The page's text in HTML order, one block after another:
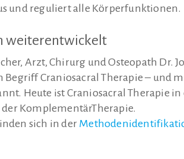
und reguliert alle Körperfunktionen.
weiterentwickelt
Arzt, Chirurg und Osteopath Dr.
Begriff Craniosacral Therapie – und
Heute ist Craniosacral Therapie
KomplementärTherapie.
sich in der